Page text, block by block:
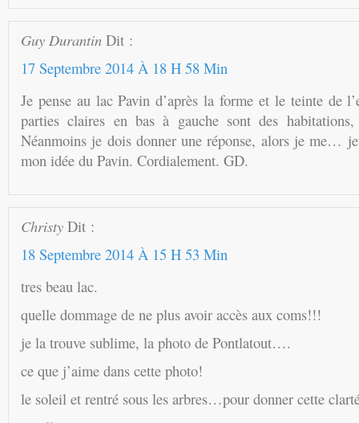
Guy Durantin Dit :
17 Septembre 2014 À 18 H 58 Min
Je pense au lac Pavin d’après la forme et le teinte de
parties claires en bas à gauche sont des
Néanmoins je dois donner une réponse, alors je me…
mon idée du Pavin. Cordialement. GD.
Christy Dit :
18 Septembre 2014 À 15 H 53 Min
tres beau lac.
quelle dommage de ne plus avoir accès aux coms!!!
je la trouve sublime, la photo de Pontlatout….
ce que j’aime dans cette photo!
le soleil et rentré sous les arbres…pour donner cette